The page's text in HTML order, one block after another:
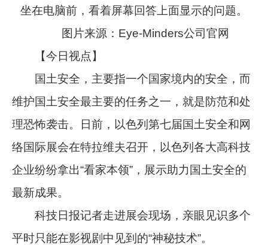
坐在电脑前，看着屏幕回答上面显示的问题。
图片来源：Eye-Minders公司官网
【今日视点】
国土安全，主要指一个国家境内的安全，而
维护国土安全最主要的任务之一，就是防范和处
理恐怖袭击。日前，以色列第七届国土安全和网
络国际展会在特拉维夫召开，以色列各大高科技
企业纷纷拿出“看家本领”，展示助力国土安全的
最新成果。
科技日报记者走进展会现场，亲眼见识多个
平时只能在影视剧中见到的“神秘技术”。